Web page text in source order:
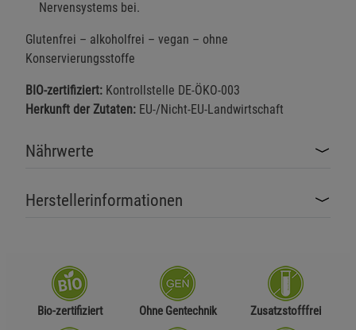
Nervensystems bei.
Glutenfrei – alkoholfrei – vegan – ohne
Konservierungsstoffe
BIO-zertifiziert: Kontrollstelle DE-ÖKO-003
Herkunft der Zutaten: EU-/Nicht-EU-Landwirtschaft
Nährwerte
Herstellerinformationen
Bio-zertifiziert Ohne Gentechnik Zusatzstofffrei